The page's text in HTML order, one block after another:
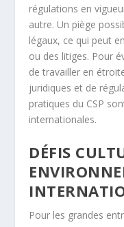
régulations en
autre. Un piège
légaux, ce qui peut
ou des litiges. Pour
de travailler en
juridiques et de
pratiques du CSP
internationales.
DÉFIS
Pour les grandes